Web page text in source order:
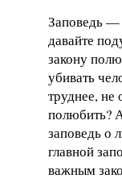
Заповедь —
давайте
закону
убивать
труднее,
полюбить?
заповедь о
главной
важным